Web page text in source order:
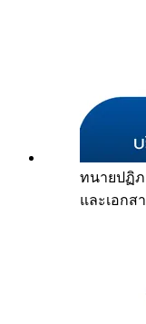
ทนายปฏิ
และเอกส